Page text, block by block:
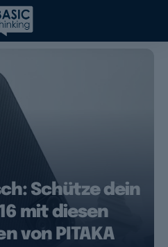
Schütze dein
mit diesen
von PITAKA